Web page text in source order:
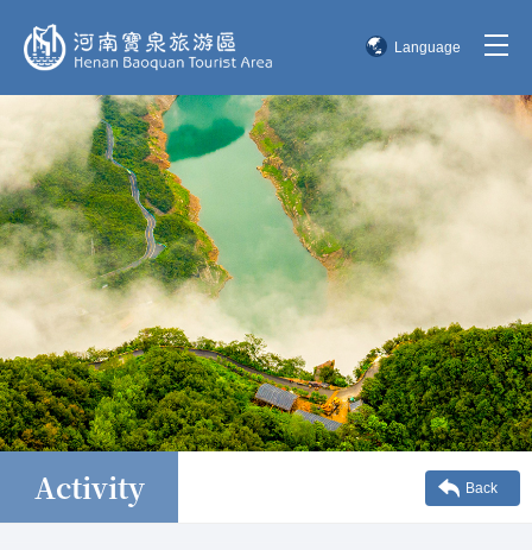
Language
English
한국어
日本語
Activity Back